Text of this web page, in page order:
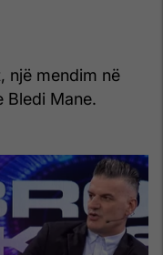
një mendim në
Bledi Mane.